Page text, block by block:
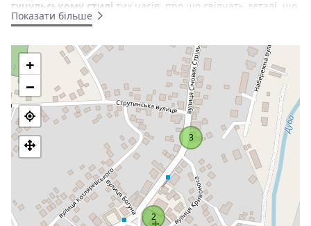
гуцульському стилі тих часів, про що свідчать деталі, що
створюють неповторний архітектурний ансамбль.
Центральний вхід до церкви виходить прямо на проїжджу
частину дороги. При зведенні входу був використаний
білий цегла, який гармонує із загальною колірною гамою
храму. Територію церкви убезпечує невеликий металевий
паркан.
На даний момент із зовнішньої частини церква покриває
шар пластикової вагонки. Таке покриття більш надійне,
але, на жаль,
храм втратив автентичний вигляд.
Церква
ставиться до пам`ятників архітектури місцевого значення.
Показати більше
2
3
+
−